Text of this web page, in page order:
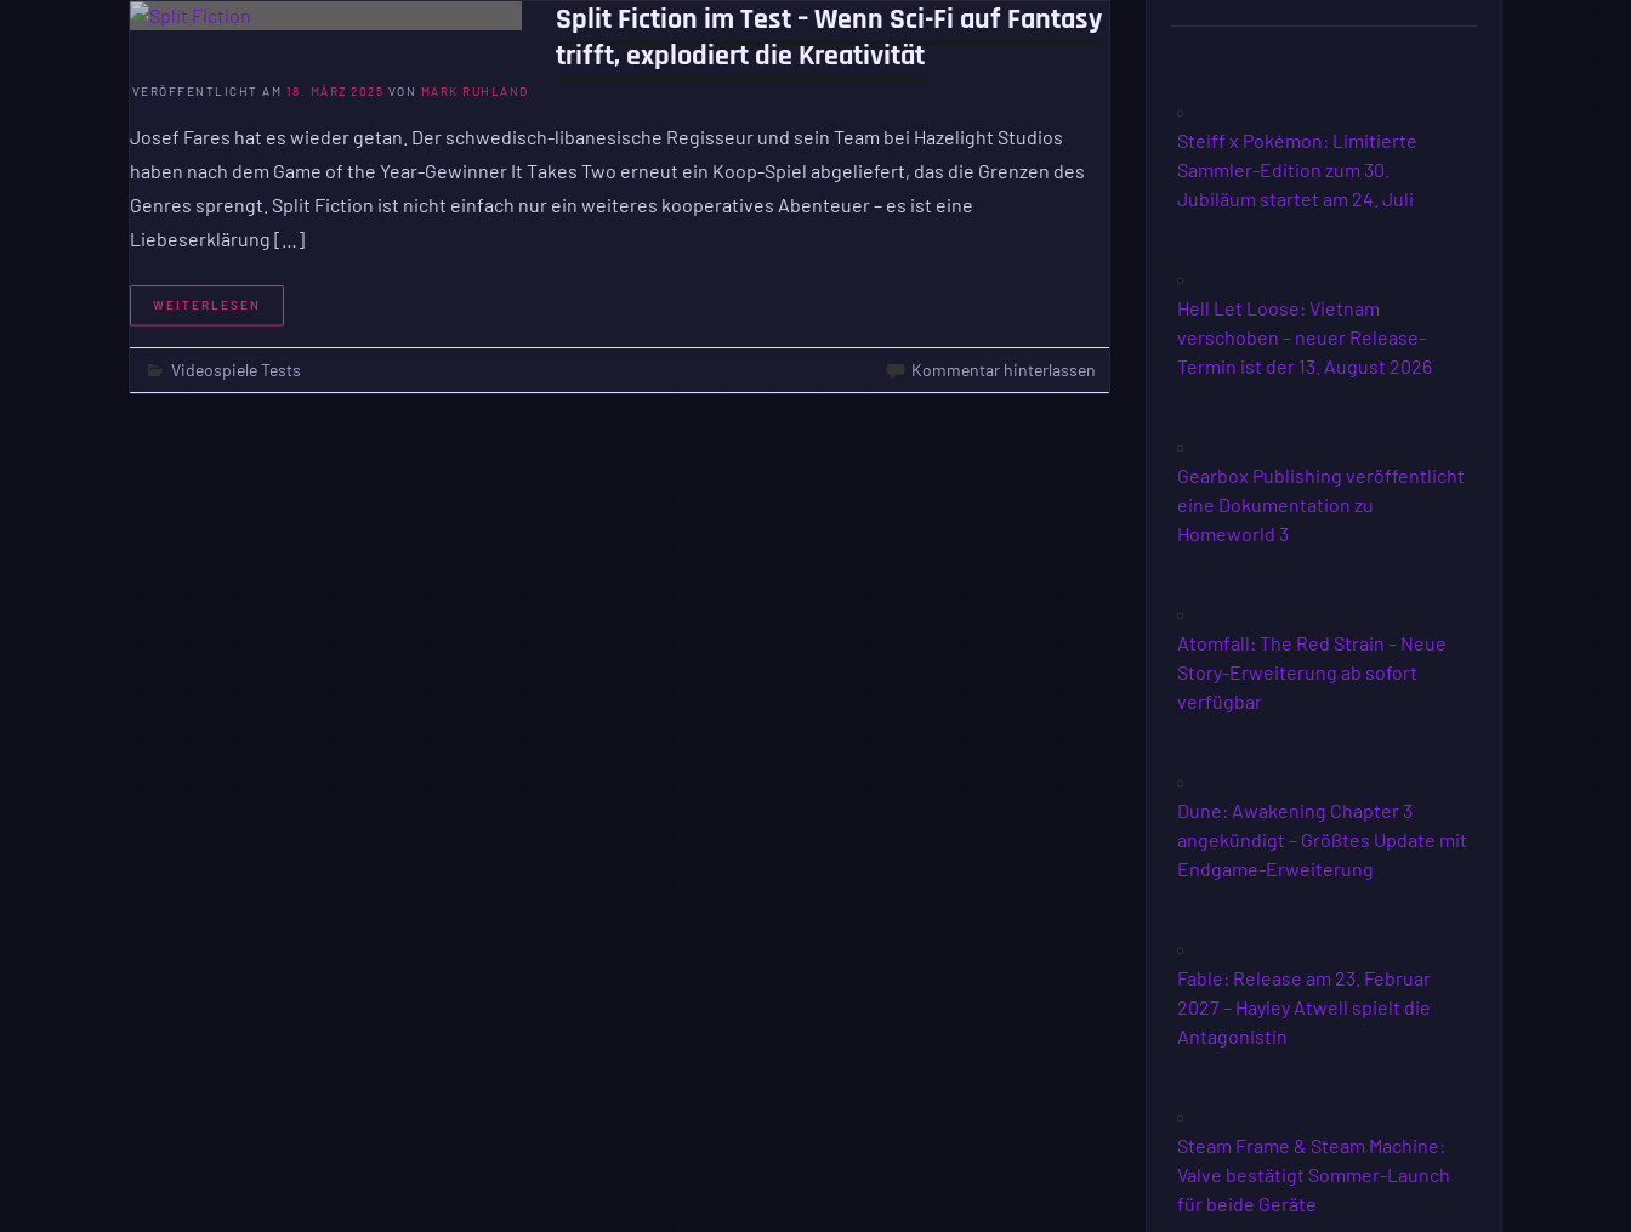
Split Fiction im Test – Wenn Sci-Fi auf Fantasy
trifft, explodiert die Kreativität
VERÖFFENTLICHT AM 18. MÄRZ 2025 VON MARK RUHLAND
Josef Fares hat es wieder getan. Der schwedisch-libanesische Regisseur und sein Team bei Hazelight Studios
haben nach dem Game of the Year-Gewinner It Takes Two erneut ein Koop-Spiel abgeliefert, das die Grenzen des
Genres sprengt. Split Fiction ist nicht einfach nur ein weiteres kooperatives Abenteuer – es ist eine
Liebeserklärung […]
WEITERLESEN
Videospiele Tests Kommentar hinterlassen
Steiff x Pokémon: Limitierte
Sammler-Edition zum 30.
Jubiläum startet am 24. Juli
Hell Let Loose: Vietnam
verschoben – neuer Release-
Termin ist der 13. August 2026
Gearbox Publishing veröffentlicht
eine Dokumentation zu
Homeworld 3
Atomfall: The Red Strain – Neue
Story-Erweiterung ab sofort
verfügbar
Dune: Awakening Chapter 3
angekündigt – Größtes Update mit
Endgame-Erweiterung
Fable: Release am 23. Februar
2027 – Hayley Atwell spielt die
Antagonistin
Steam Frame & Steam Machine:
Valve bestätigt Sommer-Launch
für beide Geräte